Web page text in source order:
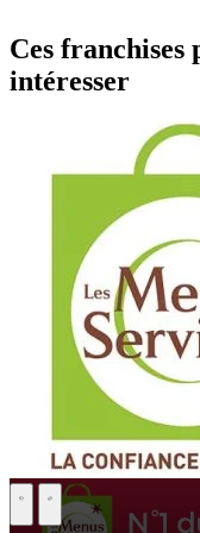
Ces franchises
intéresser